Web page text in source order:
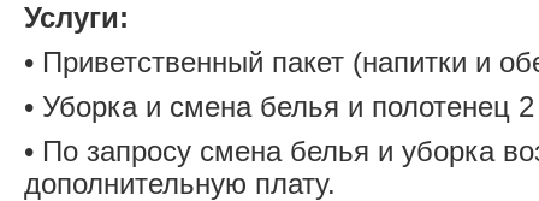
Услуги:
• Приветственный пакет (напитки и
• Уборка и смена белья и полотенец
• По запросу смена белья и уборка
дополнительную плату.